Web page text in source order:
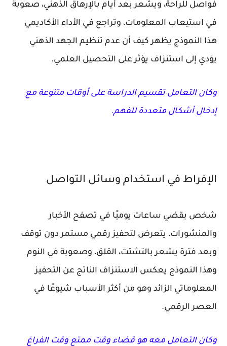
فواصل للراحة، ويشعر بعد أيام بالإرهاق الذهني، صعوبة
في استيعاب المعلومات، وتراجع في الأداء الأكاديمي
هذا النموذج يظهر كيف أن عدم تنظيم الجهد الذهني
يؤدي إلى استنزاف يؤثر على التحصيل العلمي.
وكان التعامل تقسيم الدراسة على أوقات متنوعة مع
إدخال أشكال متعددة للفهم.
الإفراط في استخدام وسائل التواصل
شخص يقضي ساعات يوميًا في تصفح الأخبار
والمنشورات، يتعرض لتحفيز رقمي مستمر دون توقف
وبعد فترة يشعر بالتشتت، القلق، وصعوبة في النوم
وهذا النموذج يعكس الاستنزاف الناتج عن التحفيز
المعلوماتي الزائد وهو من أكثر الأسباب شيوعًا في
العصر الرقمي.
وكان التعامل معه هو قضاء وقت ممتع وقت الفراغ